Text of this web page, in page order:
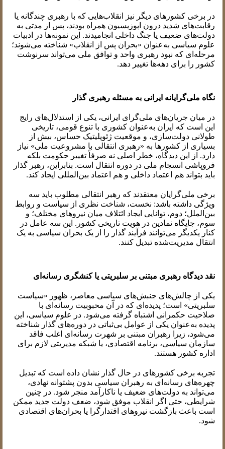
در برخی کشورهای دیگر نیز انقلاب‌هایی که با رهبری چندگانه یا
رقابت‌های شدید درون اپوزیسیون همراه بودند، پس از مدتی به
دولت‌های ضعیف یا جنگ داخلی انجامیدند. این نمونه‌ها در ادبیات
علوم سیاسی به‌عنوان «بحران پس از انقلاب» شناخته می‌شوند؛
مرحله‌ای که نبود رهبری واحد و توافق ملی می‌تواند سرنوشت
کشور را برای دهه‌ها تغییر دهد.
نگاه ملی‌گرایانه ایرانی به مسئله رهبری گذار
در میان جریان‌های ملی‌گرای ایرانی، یکی از استدلال‌های رایج
این است که ایران به‌عنوان کشوری با تنوع قومی، تاریخی
طولانی دولت‌سازی، و موقعیت ژئوپلیتیک حساس، بیش از
بسیاری از کشورها به «رهبری انتقالی با مشروعیت ملی» نیاز
دارد. از این دیدگاه، خطر اصلی نه صرفاً تغییر حکومت بلکه
فروپاشی انسجام ملی در دوره انتقال است. بنابراین، رهبر گذار
باید بتواند هم اعتماد داخلی و هم اعتماد بین‌المللی ایجاد کند.
برخی ملی‌گرایان معتقدند که رهبر انتقالی مطلوب باید سه
ویژگی داشته باشد: نخست، شناخت نظری از سیاست و روابط
بین‌الملل؛ دوم، توانایی ایجاد ائتلاف میان نیروهای مختلف؛ و
سوم، جایگاه نمادین در هویت تاریخی کشور. این سه عامل در
کنار یکدیگر می‌توانند فرآیند گذار را از یک بحران سیاسی به یک
انتقال مدیریت‌شده تبدیل کنند.
نقد دیدگاه رهبری مبتنی بر سلبریتی یا کنشگری رسانه‌ای
یکی از چالش‌های جنبش‌های سیاسی معاصر، ظهور «سیاست
سلبریتی» است؛ پدیده‌ای که در آن محبوبیت رسانه‌ای با
صلاحیت حکمرانی اشتباه گرفته می‌شود. در علوم سیاسی، این
پدیده به‌عنوان یکی از عوامل بی‌ثباتی در دوره‌های گذار شناخته
می‌شود، زیرا رهبران مبتنی بر شهرت رسانه‌ای اغلب فاقد
سازمان سیاسی، برنامه اقتصادی، یا شبکه مدیریتی لازم برای
اداره کشور هستند.
تجربه برخی کشورهای در حال گذار نشان داده است که تبدیل
چهره‌های رسانه‌ای به رهبران سیاسی بدون پشتوانه نهادی،
می‌تواند به دولت‌های ضعیف یا ناکارآمد منجر شود. در چنین
شرایطی، حتی اگر انقلاب موفق شود، ضعف دولت جدید ممکن
است باعث بازگشت نیروهای اقتدارگرا یا بحران‌های اقتصادی
شود.